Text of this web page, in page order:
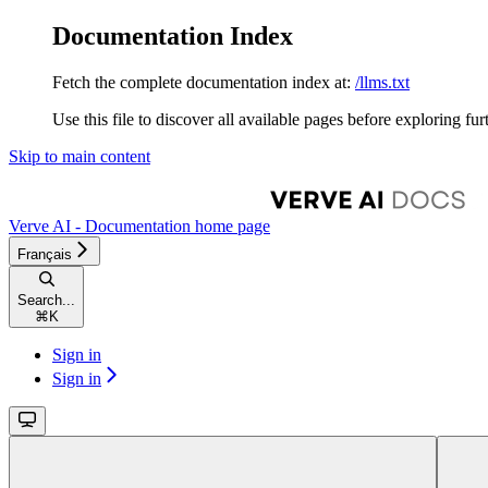
Documentation Index
Fetch the complete documentation index at: /llms.txt
Use this file to discover all available pages before exploring
Skip to main content
Verve AI - Documentation home page
Français
Search...
⌘ K
Sign in
Sign in